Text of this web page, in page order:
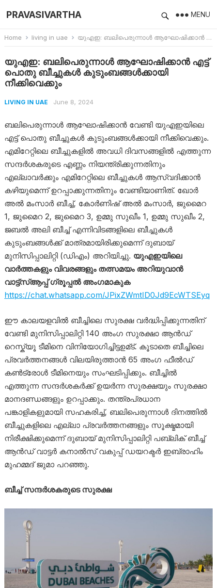
PRAVASIVARTHA MENU
Home living in uae യുഎഇ: ബലിപെരുന്നാൾ ആഘോഷിക്കാൻ എട്ട് പൊതു ബീച്ചുകൾ കുടുംബങ്ങൾക്കായി നീക്കിവെക്കും
യുഎഇ: ബലിപെരുന്നാൾ ആഘോഷിക്കാൻ എട്ട്
പൊതു ബീച്ചുകൾ കുടുംബങ്ങൾക്കായി
നീക്കിവെക്കും
LIVING IN UAE June 8, 2024
ബലിപെരുന്നാൾ ആഘോഷിക്കാൻ വേണ്ടി യുഎഇയിലെ
എട്ട് പൊതു ബീച്ചുകൾ കുടുംബങ്ങൾക്കായി നീക്കിവെക്കും.
എമിറേറ്റിലെ ബീച്ചുകളിൽ അവധി ദിവസങ്ങളിൽ എത്തുന്ന
സന്ദർശകരുടെ എണ്ണം നിയന്ത്രിക്കുന്നതിനും
എല്ലാവർക്കും എമിറേറ്റിലെ ബീച്ചുകൾ ആസ്വദിക്കാൻ
കഴിയുമെന്ന് ഉറപ്പാക്കുന്നതിനും വേണ്ടിയാണിത്. ഖോർ
അൽ മംസാർ ബീച്ച്, കോർണിഷ് അൽ മംസാർ, ജുമൈറ
1, ജുമൈറ 2, ജുമൈറ 3, ഉമ്മു സുഖീം 1, ഉമ്മു സുഖീം 2,
ജബൽ അലി ബീച്ച് എന്നിവിടങ്ങളിലെ ബീച്ചുകൾ
കുടുംബങ്ങൾക്ക് മാത്രമായിരിക്കുമെന്ന് ദുബായ്
മുനിസിപ്പാലിറ്റി (ഡിഎം) അറിയിച്ചു. യുഎഇയിലെ
വാർത്തകളും വിവരങ്ങളും തത്സമയം അറിയുവാൻ
വാട്ട്‌സ്ആപ്പ് ഗ്രൂപ്പൽ അംഗമാകുക
https://chat.whatsapp.com/JPixZWmtID0Jd9EcWTSEyq
ഈ കാലയളവിൽ ബീച്ചിലെ സുരക്ഷ വർദ്ധിപ്പിക്കുന്നതിന്
വേണ്ടി മുനിസിപ്പാലിറ്റി 140 അംഗ സുരക്ഷാ ആൻഡ്
റെസ്ക്യൂ ടീമിനെ വിനിയോ​ഗിച്ചിട്ടഉമ്ട്. കൂടാതെ ബീച്ചിലെ
പ്രവർത്തനങ്ങൾ വിലയിരുത്താൻ 65 അംഗ ഫീൽഡ്
കൺട്രോൾ ടീമിനെയും സംഘടിപ്പിക്കും. ബീച്ചിൽ
എത്തുന്ന സന്ദർശകർക്ക് ഉയർന്ന സുരക്ഷയും സുരക്ഷാ
മാനദണ്ഡങ്ങളും ഉറപ്പാക്കും. തന്ത്രപ്രധാന
പങ്കാളികളുമായി സഹകരിച്ച്, ബലിപെരുന്നാൾ ദിനത്തിൽ
ബീച്ചുകളിലെ എല്ലാ പ്രവർത്തനങ്ങളും സൂക്ഷ്മമായി
നിരീക്ഷിക്കുമെന്ന് ദുബായ് മുനിസിപ്പാലിറ്റി പബ്ലിക് ബീച്ച്
ആൻഡ് വാട്ടർ കനാൽസ് വകുപ്പ് ഡയറക്ടർ ഇബ്രാഹിം
മുഹമ്മദ് ജുമാ പറഞ്ഞു.
ബീച്ച് സന്ദർശകരുടെ സുരക്ഷ